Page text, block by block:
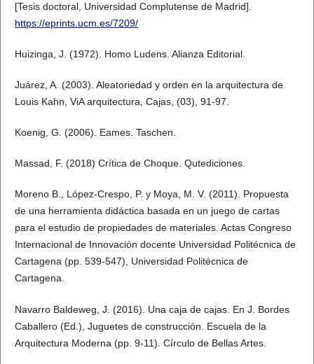
[Tesis doctoral, Universidad Complutense de Madrid].
https://eprints.ucm.es/7209/
Huizinga, J. (1972). Homo Ludens. Alianza Editorial.
Juárez, A. (2003). Aleatoriedad y orden en la arquitectura de
Louis Kahn, ViA arquitectura, Cajas, (03), 91-97.
Koenig, G. (2006). Eames. Taschen.
Massad, F. (2018) Crítica de Choque. Qutediciones.
Moreno B., López-Crespo, P. y Moya, M. V. (2011). Propuesta
de una herramienta didáctica basada en un juego de cartas
para el estudio de propiedades de materiales. Actas Congreso
Internacional de Innovación docente Universidad Politécnica de
Cartagena (pp. 539-547), Universidad Politécnica de
Cartagena.
Navarro Baldeweg, J. (2016). Una caja de cajas. En J. Bordes
Caballero (Ed.), Juguetes de construcción. Escuela de la
Arquitectura Moderna (pp. 9-11). Círculo de Bellas Artes.